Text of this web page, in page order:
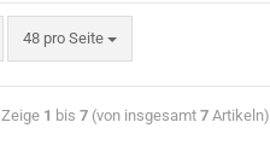
48 pro Seite
Zeige 1 bis7 (von insgesamt7 Artikeln)